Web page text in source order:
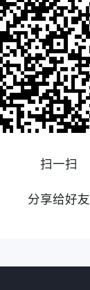
扫一扫
分享给好友